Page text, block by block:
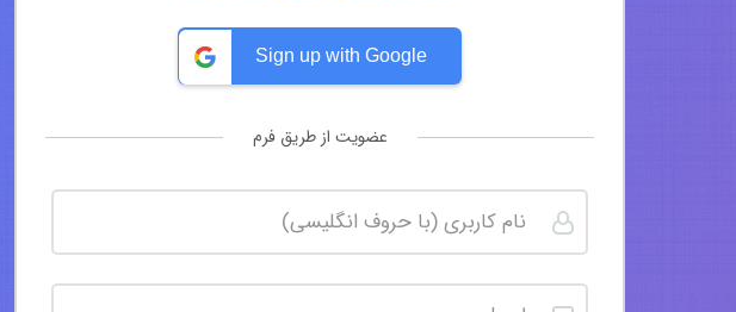
Sign up with Google
عضویت از طریق فرم